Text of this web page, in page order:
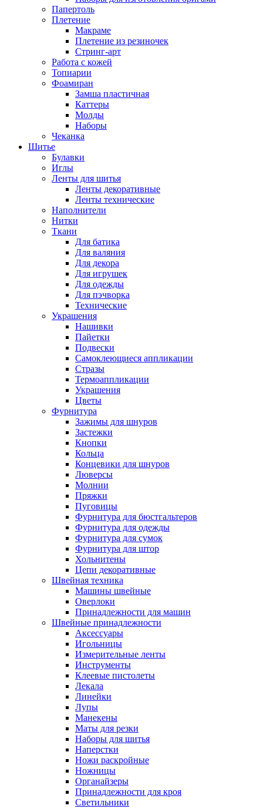
Папертоль
Плетение
Макраме
Плетение из резиночек
Стринг-арт
Работа с кожей
Топиарии
Фоамиран
Замша пластичная
Каттеры
Молды
Наборы
Чеканка
Шитье
Булавки
Иглы
Ленты для шитья
Ленты декоративные
Ленты технические
Наполнители
Нитки
Ткани
Для батика
Для валяния
Для декора
Для игрушек
Для одежды
Для пэчворка
Технические
Украшения
Нашивки
Пайетки
Подвески
Самоклеющиеся аппликации
Стразы
Термоаппликации
Украшения
Цветы
Фурнитура
Зажимы для шнуров
Застежки
Кнопки
Кольца
Концевики для шнуров
Люверсы
Молнии
Пряжки
Пуговицы
Фурнитура для бюстгальтеров
Фурнитура для одежды
Фурнитура для сумок
Фурнитура для штор
Хольнитены
Цепи декоративные
Швейная техника
Машины швейные
Оверлоки
Принадлежности для машин
Швейные принадлежности
Аксессуары
Игольницы
Измерительные ленты
Инструменты
Клеевые пистолеты
Лекала
Линейки
Лупы
Манекены
Маты для резки
Наборы для шитья
Наперстки
Ножи раскройные
Ножницы
Органайзеры
Принадлежности для кроя
Светильники